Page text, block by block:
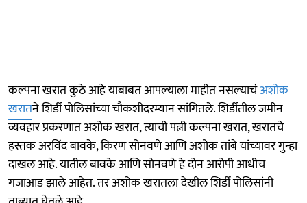
कल्पना खरात कुठे आहे याबाबत आपल्याला माहीत नसल्याचंअशोक
खरातने शिर्डी पोलिसांच्या चौकशीदरम्यान सांगितले. शिर्डीतील जमीन
व्यवहार प्रकरणात अशोक खरात, त्याची पत्नी कल्पना खरात, खरातचे
हस्तक अरविंद बावके, किरण सोनवणे आणि अशोक तांबे यांच्यावर गुन्हा
दाखल आहे. यातील बावके आणि सोनवणे हे दोन आरोपी आधीच
गजाआड झाले आहेत. तर अशोक खरातला देखील शिर्डी पोलिसांनी